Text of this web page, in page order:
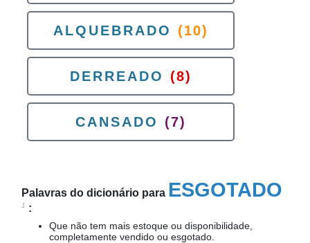
ALQUEBRADO (10)
DERREADO (8)
CANSADO (7)
Palavras do dicionário para ESGOTADO
1 :
Que não tem mais estoque ou disponibilidade,
completamente vendido ou esgotado.